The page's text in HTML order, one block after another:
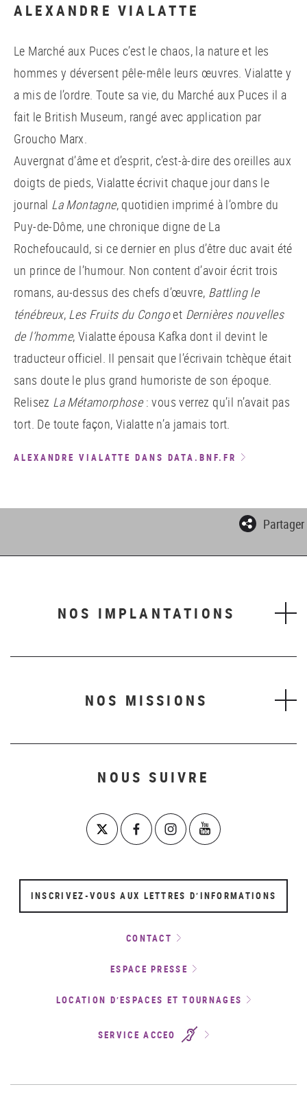
ALEXANDRE VIALATTE
Le Marché aux Puces c’est le chaos, la nature et les
hommes y déversent pêle-mêle leurs œuvres. Vialatte y
a mis de l’ordre. Toute sa vie, du Marché aux Puces il a
fait le British Museum, rangé avec application par
Groucho Marx.
Auvergnat d’âme et d’esprit, c’est-à-dire des oreilles aux
doigts de pieds, Vialatte écrivit chaque jour dans le
journal La Montagne, quotidien imprimé à l’ombre du
Puy-de-Dôme, une chronique digne de La
Rochefoucauld, si ce dernier en plus d’être duc avait été
un prince de l’humour. Non content d’avoir écrit trois
romans, au-dessus des chefs d’œuvre, Battling le
ténébreux, Les Fruits du Congoet Dernières nouvelles
de l’homme, Vialatte épousa Kafka dont il devint le
traducteur officiel. Il pensait que l’écrivain tchèque était
sans doute le plus grand humoriste de son époque.
Relisez La Métamorphose: vous verrez qu’il n’avait pas
tort. De toute façon, Vialatte n’a jamais tort.
ALEXANDRE VIALATTE DANS DATA.BNF.FR
Partager
NOS IMPLANTATIONS
NOS MISSIONS
NOUS SUIVRE
INSCRIVEZ-VOUS AUX LETTRES D’INFORMATIONS
CONTACT
ESPACE PRESSE
LOCATION D’ESPACES ET TOURNAGES
SERVICE ACCEO